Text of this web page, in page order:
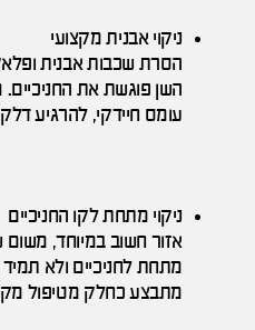
ניקוי אבנית מקצועי
הסרת שכבות אבנית
השן פוגשת את
עומס חיידקי, להרגיע
ניקוי מתחת לקו החניכיים
אזור חשוב במיוחד,
מתחת לחניכיים ולא תמיד
מתבצע כחלק מטיפול